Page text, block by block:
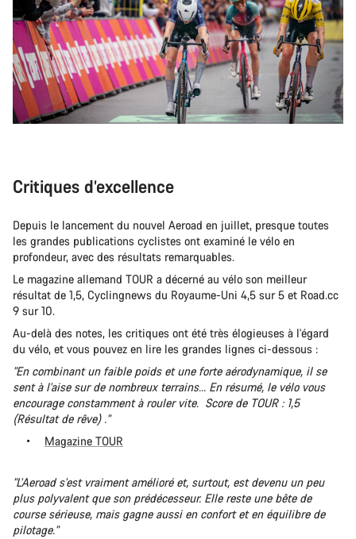
Critiques d’excellence
Depuis le lancement du nouvel Aeroad en juillet, presque toutes
les grandes publications cyclistes ont examiné le vélo en
profondeur, avec des résultats remarquables.
Le magazine allemand TOUR a décerné au vélo son meilleur
résultat de 1,5, Cyclingnews du Royaume-Uni 4,5 sur 5 et Road.cc
9 sur 10.
Au-delà des notes, les critiques ont été très élogieuses à l'égard
du vélo, et vous pouvez en lire les grandes lignes ci-dessous :
"En combinant un faible poids et une forte aérodynamique, il se
sent à l'aise sur de nombreux terrains... En résumé, le vélo vous
encourage constamment à rouler vite. Score de TOUR : 1,5
(Résultat de rêve) ."
Magazine TOUR
"L'Aeroad s'est vraiment amélioré et, surtout, est devenu un peu
plus polyvalent que son prédécesseur. Elle reste une bête de
course sérieuse, mais gagne aussi en confort et en équilibre de
pilotage."